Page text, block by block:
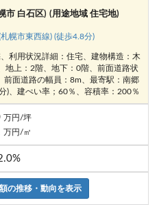
市 白石区) (用途地域 住宅地)
札幌市東西線) (徒歩4.8分)
利用状況詳細：住宅、建物構造：木
地上：2階、地下：0階、前面道路状
面道路の幅員：8m、最寄駅：南郷
)、建ぺい率；60％、容積率：200％
万円/坪
万円/㎡
の推移・動向を表示